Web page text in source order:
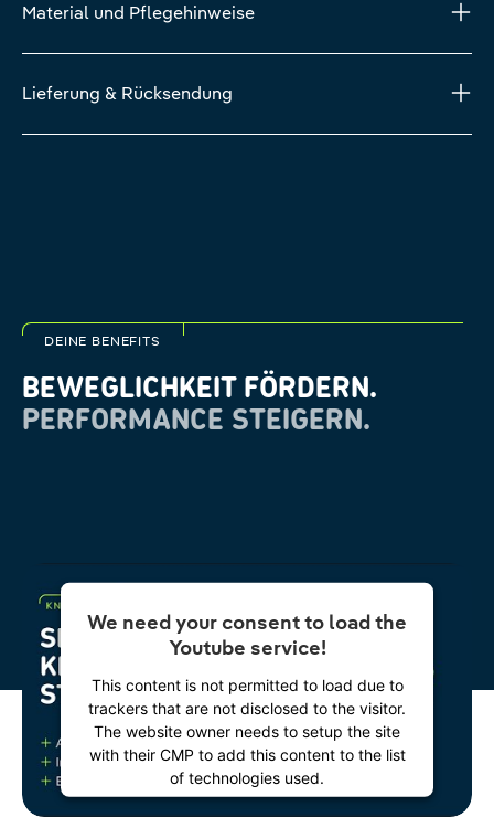
Material und Pflegehinweise
Lieferung & Rücksendung
DEINE BENEFITS
BEWEGLICHKEIT FÖRDERN.
PERFORMANCE STEIGERN.
We need your consent to load the
Youtube service!
This content is not permitted to load due to
trackers that are not disclosed to the visitor.
The website owner needs to setup the site
with their CMP to add this content to the list
of technologies used.
Powered byUsercentrics Consent